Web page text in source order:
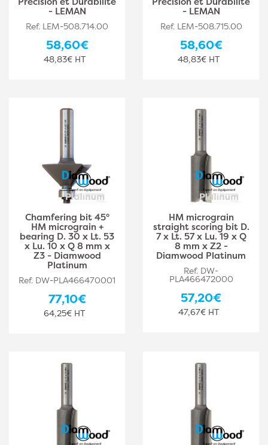
- LEMAN
Ref. LEM-508.714.00
58,60€
48,83€ HT
- LEMAN
Ref. LEM-508.715.00
58,60€
48,83€ HT
Chamfering bit 45°
HM micrograin +
bearing D. 30 x Lt. 53
x Lu. 10 x Q 8 mm x
Z3 - Diamwood
Platinum
Ref. DW-PLA466470001
77,10€
64,25€ HT
HM micrograin
straight scoring bit D.
7 x Lt. 57 x Lu. 19 x Q
8 mm x Z2 -
Diamwood Platinum
Ref. DW-
PLA466472000
57,20€
47,67€ HT